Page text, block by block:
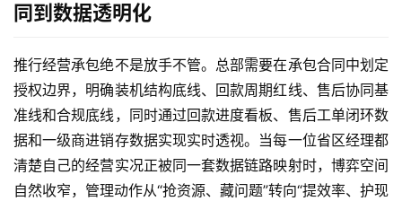
同到数据透明化
推行经营承包绝不是放手不管。总部需要在承包合同中划定
授权边界，明确装机结构底线、回款周期红线、售后协同基
准线和合规底线，同时通过回款进度看板、售后工单闭环数
据和一级商进销存数据实现实时透视。当每一位省区经理都
清楚自己的经营实况正被同一套数据链路映射时，博弈空间
自然收窄，管理动作从“抢资源、藏问题”转向“提效率、护现